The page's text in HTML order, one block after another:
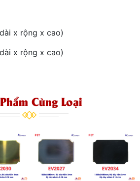
x rộng x cao)
x rộng x cao)
Cùng Loại